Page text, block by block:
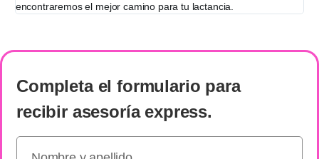
encontraremos el mejor camino para tu lactancia.
Completa el formulario para
recibir asesoría express.